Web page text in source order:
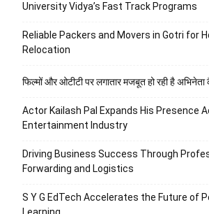
University Vidya’s Fast Track Programs
Reliable Packers and Movers in Gotri for
Relocation
फिल्मों और ओटीटी पर लगातार मजबूत हो रही है
Actor Kailash Pal Expands His Presence
Entertainment Industry
Driving Business Success Through
Forwarding and Logistics
S Y G EdTech Accelerates the Future of